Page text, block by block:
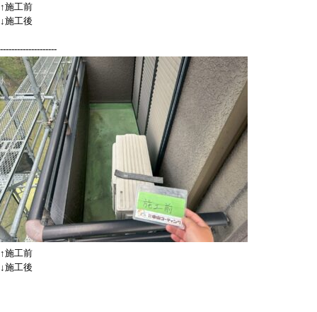
↑施工前
↓施工後
--------------------
↑施工前
↓施工後